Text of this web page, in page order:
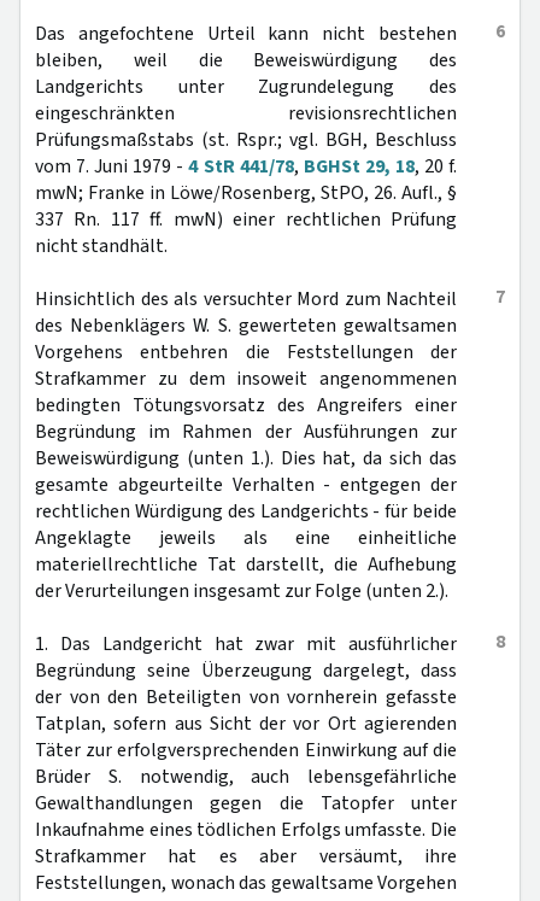
6
Das angefochtene Urteil kann nicht bestehen
bleiben, weil die Beweiswürdigung des
Landgerichts unter Zugrundelegung des
eingeschränkten revisionsrechtlichen
Prüfungsmaßstabs (st. Rspr.; vgl. BGH, Beschluss
vom 7. Juni 1979 -4 StR 441/78, BGHSt 29, 18, 20 f.
mwN; Franke in Löwe/Rosenberg, StPO, 26. Aufl., §
337 Rn. 117 ff. mwN) einer rechtlichen Prüfung
nicht standhält.
7
Hinsichtlich des als versuchter Mord zum Nachteil
des Nebenklägers W. S. gewerteten gewaltsamen
Vorgehens entbehren die Feststellungen der
Strafkammer zu dem insoweit angenommenen
bedingten Tötungsvorsatz des Angreifers einer
Begründung im Rahmen der Ausführungen zur
Beweiswürdigung (unten 1.). Dies hat, da sich das
gesamte abgeurteilte Verhalten - entgegen der
rechtlichen Würdigung des Landgerichts - für beide
Angeklagte jeweils als eine einheitliche
materiellrechtliche Tat darstellt, die Aufhebung
der Verurteilungen insgesamt zur Folge (unten 2.).
8
1. Das Landgericht hat zwar mit ausführlicher
Begründung seine Überzeugung dargelegt, dass
der von den Beteiligten von vornherein gefasste
Tatplan, sofern aus Sicht der vor Ort agierenden
Täter zur erfolgversprechenden Einwirkung auf die
Brüder S. notwendig, auch lebensgefährliche
Gewalthandlungen gegen die Tatopfer unter
Inkaufnahme eines tödlichen Erfolgs umfasste. Die
Strafkammer hat es aber versäumt, ihre
Feststellungen, wonach das gewaltsame Vorgehen